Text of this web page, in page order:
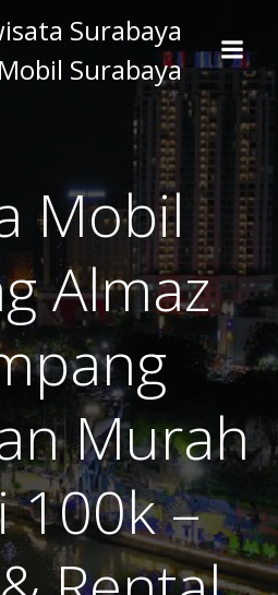
to
content
Surabaya
Surabaya
Mobil
Almaz
Murah
100k –